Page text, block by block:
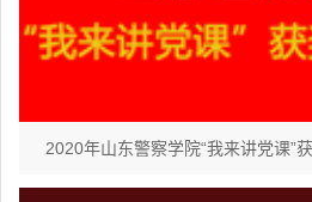
2020年山东警察学院“我来讲党课”